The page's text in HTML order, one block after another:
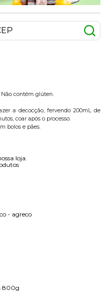
contém glúten.
a decocção, fervendo 200mL de
coar após o processo.
bolos e pães.
loja.
- agreco
800g